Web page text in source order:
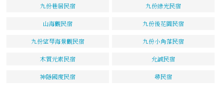
九份巷居民宿 九份綠光民宿
山海觀民宿 九份後花園民宿
九份望琴海景觀民宿 九份小角落民宿
木質元素民宿 允誠民宿
神隱國度民宿 尋民宿